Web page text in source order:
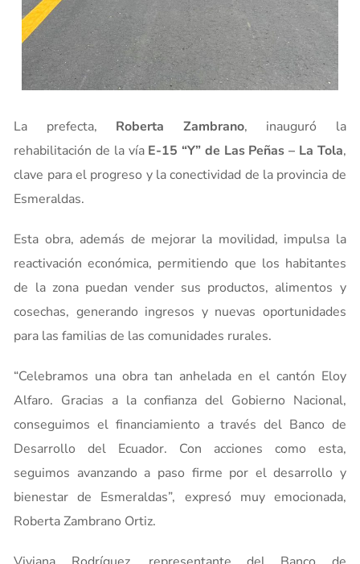
La prefecta, Roberta Zambrano, inauguró la
rehabilitación de la vía E-15 “Y” de Las Peñas – La Tola,
clave para el progreso y la conectividad de la provincia de
Esmeraldas.
Esta obra, además de mejorar la movilidad, impulsa la
reactivación económica, permitiendo que los habitantes
de la zona puedan vender sus productos, alimentos y
cosechas, generando ingresos y nuevas oportunidades
para las familias de las comunidades rurales.
“Celebramos una obra tan anhelada en el cantón Eloy
Alfaro. Gracias a la confianza del Gobierno Nacional,
conseguimos el financiamiento a través del Banco de
Desarrollo del Ecuador. Con acciones como esta,
seguimos avanzando a paso firme por el desarrollo y
bienestar de Esmeraldas”, expresó muy emocionada,
Roberta Zambrano Ortiz.